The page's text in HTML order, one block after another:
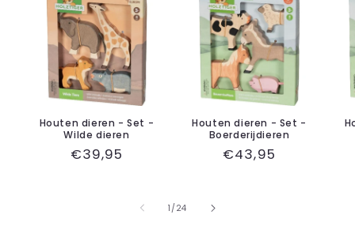
Houten dieren - Set -
Wilde dieren
Normale
€39,95
Houten dieren - Set -
Boerderijdieren
Normale
€43,95
1 / van
24